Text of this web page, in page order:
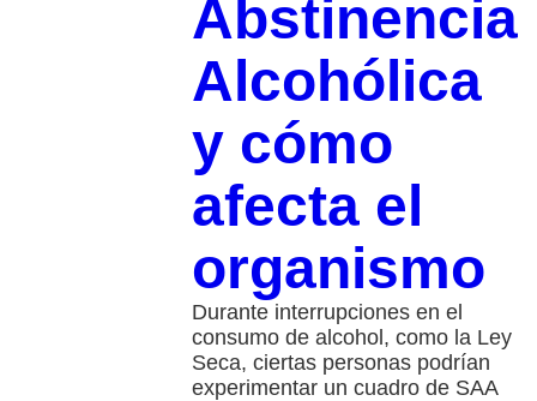
Abstinencia
Alcohólica
y cómo
afecta el
organismo
Durante interrupciones en el
consumo de alcohol, como la Ley
Seca, ciertas personas podrían
experimentar un cuadro de SAA